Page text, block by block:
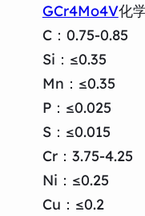
GCr4Mo4V化
C：0.75-0.85
Si：≤0.35
Mn：≤0.35
P：≤0.025
S：≤0.015
Cr：3.75-4.25
Ni：≤0.25
Cu：≤0.2